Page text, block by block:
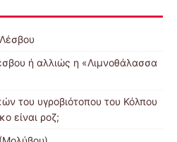
ή αλλιώς η «Λιμνοθάλασσα
του υγροβιότοπου του Κόλπου
είναι ροζ;